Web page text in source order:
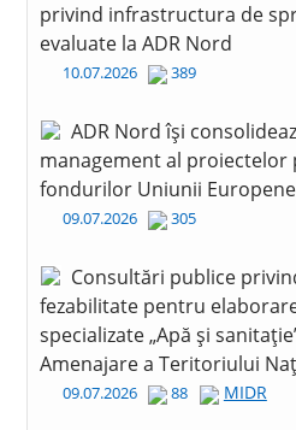
privind infrastructura de
evaluate la ADR Nord
10.07.2026 389
ADR Nord își
management al
fondurilor Uniunii Europene
09.07.2026 305
Consultări publice
fezabilitate pentru
specializate „Apă și
Amenajare a Teritoriului
09.07.2026 88 MIDR